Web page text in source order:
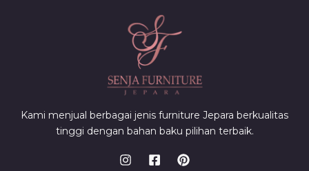
Kami menjual berbagai jenis furniture Jepara berkualitas
tinggi dengan bahan baku pilihan terbaik.